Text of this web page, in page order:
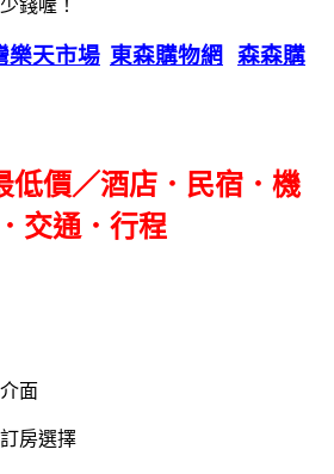
錢喔！
樂天市場 東森購物網
森森購
低價／酒店．民宿．機
交通．行程
面
房選擇